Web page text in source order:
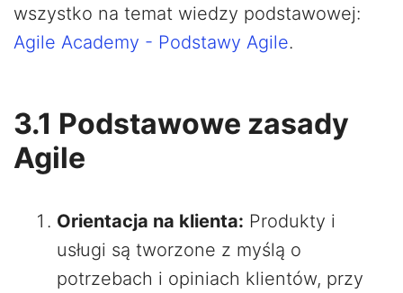
wszystko na temat wiedzy podstawowej:
Agile Academy - Podstawy Agile.
3.1 Podstawowe zasady
Agile
Orientacja na klienta: Produkty i
usługi są tworzone z myślą o
potrzebach i opiniach klientów, przy